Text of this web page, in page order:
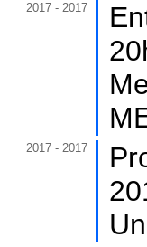
2017 - 2017
2017 - 2017